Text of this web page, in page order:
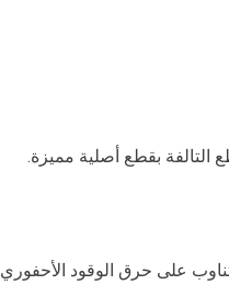
التالفة بقطع أصلية مميزة.
على حرق الوقود الأحفوري